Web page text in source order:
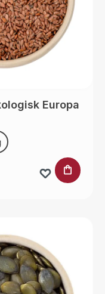
Europa
LÆG I